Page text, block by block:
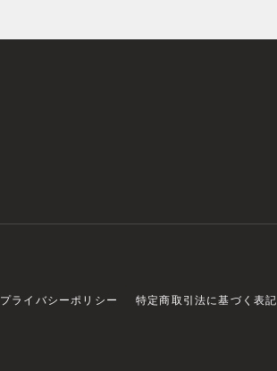
プライバシーポリシー 特定商取引法に基づく表記